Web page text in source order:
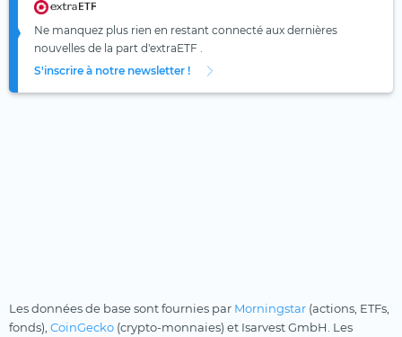
Ne manquez plus rien en restant connecté aux dernières
nouvelles de la part d'extraETF .
S'inscrire à notre newsletter !
Les données de base sont fournies par Morningstar (actions, ETFs,
fonds), CoinGecko (crypto-monnaies) et Isarvest GmbH. Les